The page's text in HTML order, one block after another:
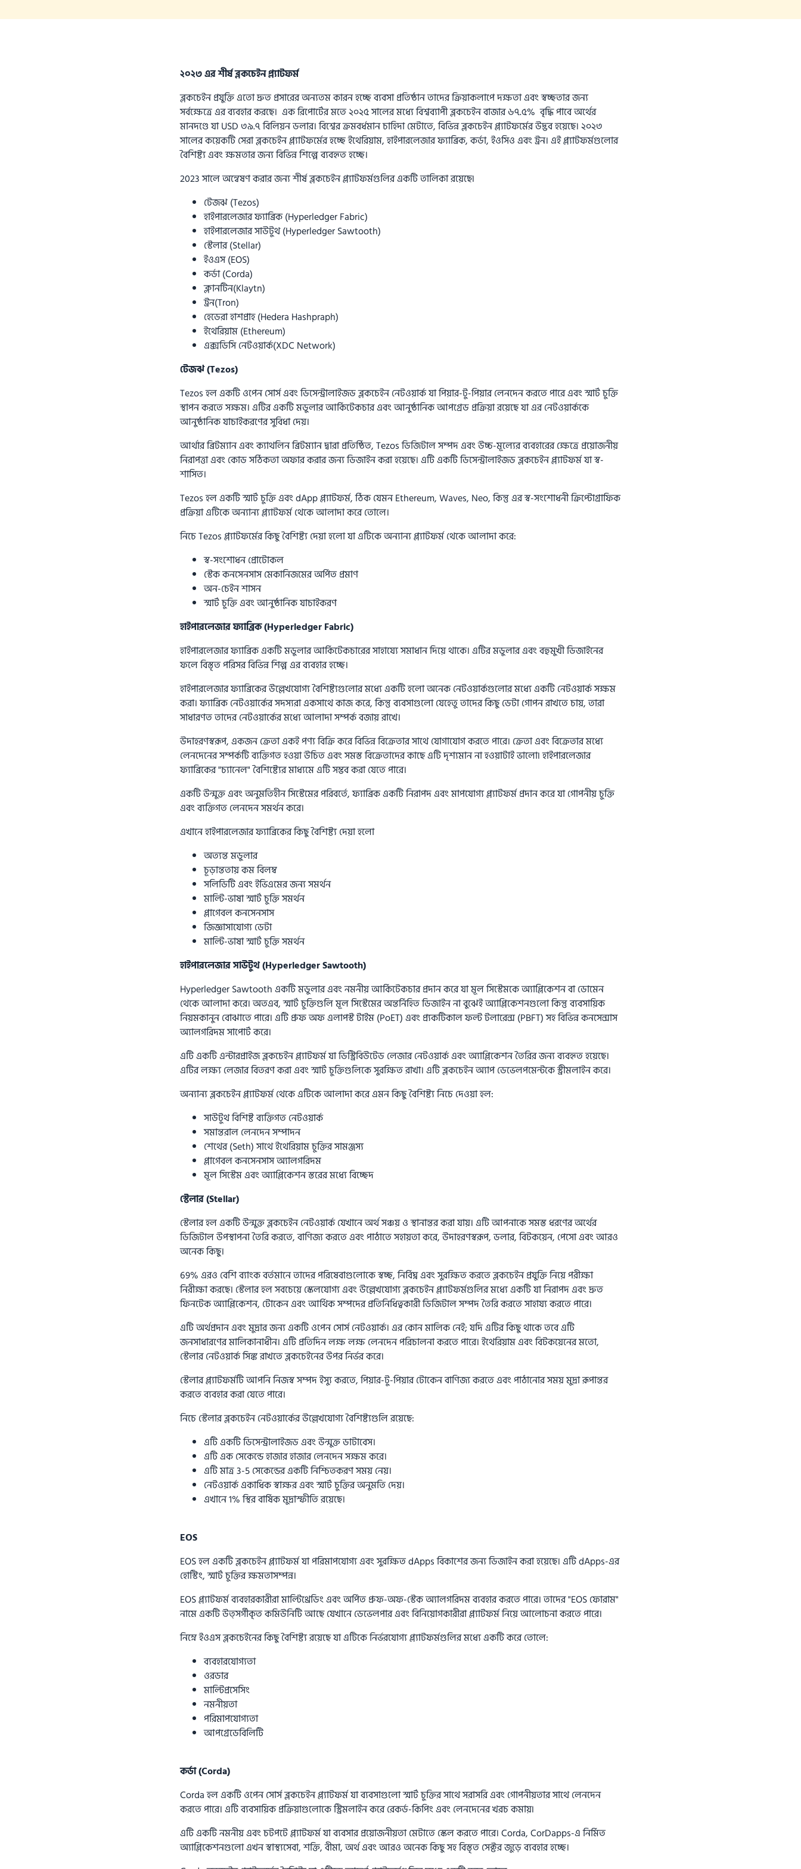
২০২৩ এর শীর্ষ ব্লকচেইন প্ল্যাটফর্ম
ব্লকচেইন প্রযুক্তি এতো দ্রুত প্রসারের অন্যতম কারন হচ্ছে ব্যবসা প্রতিষ্ঠান তাদের ক্রিয়াকলাপে দক্ষতা এবং স্বচ্ছতার জন্য
সর্বক্ষেত্রে এর ব্যবহার করছে। এক রিপোর্টের মতে ২০২৫ সালের মধ্যে বিশ্বব্যাপী ব্লকচেইন বাজার ৬৭.৫% বৃদ্ধি পাবে অর্থের
মানদণ্ডে যা USD ৩৯.৭ বিলিয়ন ডলার। বিশ্বের ক্রমবর্ধমান চাহিদা মেটাতে, বিভিন্ন ব্লকচেইন প্ল্যাটফর্মের উদ্ভব হয়েছে। ২০২৩
সালের কয়েকটি সেরা ব্লকচেইন প্ল্যাটফর্মের হচ্ছে ইথেরিয়াম, হাইপারলেজার ফ্যাব্রিক, কর্ডা, ইওসিও এবং ট্রন। এই প্ল্যাটফর্মগুলোর
বৈশিষ্ট্য এবং ক্ষমতার জন্য বিভিন্ন শিল্পে ব্যবহৃত হচ্ছে।
2023 সালে অন্বেষণ করার জন্য শীর্ষ ব্লকচেইন প্ল্যাটফর্মগুলির একটি তালিকা রয়েছে৷
টেজঝ (Tezos)
হাইপারলেজার ফ্যাব্রিক (Hyperledger Fabric)
হাইপারলেজার সাউটুথ (Hyperledger Sawtooth)
স্টেলার (Stellar)
ইওএস (EOS)
কর্ডা (Corda)
ক্লানটিন(Klaytn)
ট্রন(Tron)
হেডেরা হাশপ্রাহ (Hedera Hashpraph)
ইথেরিয়াম (Ethereum)
এক্সডিসি নেটওয়ার্ক(XDC Network)
টেজঝ (Tezos)
Tezos হল একটি ওপেন সোর্স এবং ডিসেন্ট্রালাইজড ব্লকচেইন নেটওয়ার্ক যা পিয়ার-টু-পিয়ার লেনদেন করতে পারে এবং স্মার্ট চুক্তি
স্থাপন করতে সক্ষম। এটির একটি মডুলার আর্কিটেকচার এবং আনুষ্ঠানিক আপগ্রেড প্রক্রিয়া রয়েছে যা এর নেটওয়ার্ককে
আনুষ্ঠানিক যাচাইকরণের সুবিধা দেয়।
আর্থার ব্রিটম্যান এবং ক্যাথলিন ব্রিটম্যান দ্বারা প্রতিষ্ঠিত, Tezos ডিজিটাল সম্পদ এবং উচ্চ-মূল্যের ব্যবহারের ক্ষেত্রে প্রয়োজনীয়
নিরাপত্তা এবং কোড সঠিকতা অফার করার জন্য ডিজাইন করা হয়েছে। এটি একটি ডিসেন্ট্রালাইজড ব্লকচেইন প্ল্যাটফর্ম যা স্ব-
শাসিত।
Tezos হল একটি স্মার্ট চুক্তি এবং dApp প্ল্যাটফর্ম, ঠিক যেমন Ethereum, Waves, Neo, কিন্তু এর স্ব-সংশোধনী ক্রিপ্টোগ্রাফিক
প্রক্রিয়া এটিকে অন্যান্য প্ল্যাটফর্ম থেকে আলাদা করে তোলে।
নিচে Tezos প্ল্যাটফর্মের কিছু বৈশিষ্ট্য দেয়া হলো যা এটিকে অন্যান্য প্ল্যাটফর্ম থেকে আলাদা করে:
স্ব-সংশোধন প্রোটোকল
স্টেক কনসেনসাস মেকানিজমের অর্পিত প্রমাণ
অন-চেইন শাসন
স্মার্ট চুক্তি এবং আনুষ্ঠানিক যাচাইকরণ
হাইপারলেজার ফ্যাব্রিক (Hyperledger Fabric)
হাইপারলেজার ফ্যাব্রিক একটি মডুলার আর্কিটেকচারের সাহায্যে সমাধান দিয়ে থাকে। এটির মডুলার এবং বহুমুখী ডিজাইনের
ফলে বিস্তৃত পরিসর বিভিন্ন শিল্প এর ব্যবহার হচ্ছে।
হাইপারলেজার ফ্যাব্রিকের উল্লেখযোগ্য বৈশিষ্ট্যগুলোর মধ্যে একটি হলো অনেক নেটওয়ার্কগুলোর মধ্যে একটি নেটওয়ার্ক সক্ষম
করা। ফ্যাব্রিক নেটওয়ার্কের সদস্যরা একসাথে কাজ করে, কিন্তু ব্যবসাগুলো যেহেতু তাদের কিছু ডেটা গোপন রাখতে চায়, তারা
সাধারণত তাদের নেটওয়ার্কের মধ্যে আলাদা সম্পর্ক বজায় রাখে।
উদাহরণস্বরূপ, একজন ক্রেতা একই পণ্য বিক্রি করে বিভিন্ন বিক্রেতার সাথে যোগাযোগ করতে পারে। ক্রেতা এবং বিক্রেতার মধ্যে
লেনদেনের সম্পর্কটি ব্যক্তিগত হওয়া উচিত এবং সমস্ত বিক্রেতাদের কাছে এটি দৃশ্যমান না হওয়াটাই ভালো৷ হাইপারলেজার
ফ্যাব্রিকের "চ্যানেল" বৈশিষ্ট্যের মাধ্যমে এটি সম্ভব করা যেতে পারে।
একটি উন্মুক্ত এবং অনুমতিহীন সিস্টেমের পরিবর্তে, ফ্যাব্রিক একটি নিরাপদ এবং মাপযোগ্য প্ল্যাটফর্ম প্রদান করে যা গোপনীয় চুক্তি
এবং ব্যক্তিগত লেনদেন সমর্থন করে।
এখানে হাইপারলেজার ফ্যাব্রিকের কিছু বৈশিষ্ট্য দেয়া হলো
অত্যন্ত মডুলার
চূড়ান্ততায় কম বিলম্ব
সলিডিটি এবং ইভিএমের জন্য সমর্থন
মাল্টি-ভাষা স্মার্ট চুক্তি সমর্থন
প্লাগেবল কনসেনসাস
জিজ্ঞাসাযোগ্য ডেটা
মাল্টি-ভাষা স্মার্ট চুক্তি সমর্থন
হাইপারলেজার সাউটুথ (Hyperledger Sawtooth)
Hyperledger Sawtooth একটি মডুলার এবং নমনীয় আর্কিটেকচার প্রদান করে যা মূল সিস্টেমকে অ্যাপ্লিকেশন বা ডোমেন
থেকে আলাদা করে। অতএব, স্মার্ট চুক্তিগুলি মূল সিস্টেমের অন্তর্নিহিত ডিজাইন না বুঝেই অ্যাপ্লিকেশনগুলো কিন্তু ব্যবসায়িক
নিয়মকানুন বোঝাতে পারে। এটি প্রুফ অফ এলাপস্ট টাইম (PoET) এবং প্র্যকটিকাল ফল্ট টলারেন্স (PBFT) সহ বিভিন্ন কনসেন্সাস
অ্যালগরিদম সাপোর্ট করে।
এটি একটি এন্টারপ্রাইজ ব্লকচেইন প্ল্যাটফর্ম যা ডিস্ট্রিবিউটেড লেজার নেটওয়ার্ক এবং অ্যাপ্লিকেশন তৈরির জন্য ব্যবহৃত হয়েছে।
এটির লক্ষ্য লেজার বিতরণ করা এবং স্মার্ট চুক্তিগুলিকে সুরক্ষিত রাখা। এটি ব্লকচেইন অ্যাপ ডেভেলপমেন্টকে স্ট্রীমলাইন করে।
অন্যান্য ব্লকচেইন প্ল্যাটফর্ম থেকে এটিকে আলাদা করে এমন কিছু বৈশিষ্ট্য নিচে দেওয়া হল:
সাউটুথ বিশিষ্ট ব্যক্তিগত নেটওয়ার্ক
সমান্তরাল লেনদেন সম্পাদন
শেথের (Seth) সাথে ইথেরিয়াম চুক্তির সামঞ্জস্য
প্লাগেবল কনসেনসাস অ্যালগরিদম
মূল সিস্টেম এবং অ্যাপ্লিকেশন স্তরের মধ্যে বিচ্ছেদ
স্টেলার (Stellar)
স্টেলার হল একটি উন্মুক্ত ব্লকচেইন নেটওয়ার্ক যেখানে অর্থ সঞ্চয় ও স্থানান্তর করা যায়। এটি আপনাকে সমস্ত ধরণের অর্থের
ডিজিটাল উপস্থাপনা তৈরি করতে, বাণিজ্য করতে এবং পাঠাতে সহায়তা করে, উদাহরণস্বরূপ, ডলার, বিটকয়েন, পেসো এবং আরও
অনেক কিছু।
69% এরও বেশি ব্যাংক বর্তমানে তাদের পরিষেবাগুলোকে স্বচ্ছ, নির্বিঘ্ন এবং সুরক্ষিত করতে ব্লকচেইন প্রযুক্তি নিয়ে পরীক্ষা
নিরীক্ষা করছে। স্টেলার হল সবচেয়ে স্কেলযোগ্য এবং উল্লেখযোগ্য ব্লকচেইন প্ল্যাটফর্মগুলির মধ্যে একটি যা নিরাপদ এবং দ্রুত
ফিনটেক অ্যাপ্লিকেশন, টোকেন এবং আর্থিক সম্পদের প্রতিনিধিত্বকারী ডিজিটাল সম্পদ তৈরি করতে সাহায্য করতে পারে।
এটি অর্থপ্রদান এবং মুদ্রার জন্য একটি ওপেন সোর্স নেটওয়ার্ক। এর কোন মালিক নেই; যদি এটির কিছু থাকে তবে এটি
জনসাধারণের মালিকানাধীন। এটি প্রতিদিন লক্ষ লক্ষ লেনদেন পরিচালনা করতে পারে। ইথেরিয়াম এবং বিটকয়েনের মতো,
স্টেলার নেটওয়ার্ক সিঙ্ক রাখতে ব্লকচেইনের উপর নির্ভর করে।
স্টেলার প্ল্যাটফর্মটি আপনি নিজস্ব সম্পদ ইস্যু করতে, পিয়ার-টু-পিয়ার টোকেন বাণিজ্য করতে এবং পাঠানোর সময় মুদ্রা রূপান্তর
করতে ব্যবহার করা যেতে পারে।
নিচে স্টেলার ব্লকচেইন নেটওয়ার্কের উল্লেখযোগ্য বৈশিষ্ট্যগুলি রয়েছে:
এটি একটি ডিসেন্ট্রালাইজড এবং উন্মুক্ত ডাটাবেস।
এটি এক সেকেন্ডে হাজার হাজার লেনদেন সক্ষম করে।
এটি মাত্র 3-5 সেকেন্ডের একটি নিশ্চিতকরণ সময় নেয়।
নেটওয়ার্ক একাধিক স্বাক্ষর এবং স্মার্ট চুক্তির অনুমতি দেয়।
এখানে 1% স্থির বার্ষিক মুদ্রাস্ফীতি রয়েছে।
EOS
EOS হল একটি ব্লকচেইন প্ল্যাটফর্ম যা পরিমাপযোগ্য এবং সুরক্ষিত dApps বিকাশের জন্য ডিজাইন করা হয়েছে। এটি dApps-এর
হোস্টিং, স্মার্ট চুক্তির ক্ষমতাসম্পন্ন।
EOS প্ল্যাটফর্ম ব্যবহারকারীরা মাল্টিথ্রেডিং এবং অর্পিত প্রুফ-অফ-স্টেক অ্যালগরিদম ব্যবহার করতে পারে। তাদের "EOS ফোরাম"
নামে একটি উত্সর্গীকৃত কমিউনিটি আছে যেখানে ডেভেলপার এবং বিনিয়োগকারীরা প্ল্যাটফর্ম নিয়ে আলোচনা করতে পারে।
নিম্নে ইওএস ব্লকচেইনের কিছু বৈশিষ্ট্য রয়েছে যা এটিকে নির্ভরযোগ্য প্ল্যাটফর্মগুলির মধ্যে একটি করে তোলে:
ব্যবহারযোগ্যতা
ওরডার
মাল্টিপ্রসেসিং
নমনীয়তা
পরিমাপযোগ্যতা
আপগ্রেডেবিলিটি
কর্ডা (Corda)
Corda হল একটি ওপেন সোর্স ব্লকচেইন প্ল্যাটফর্ম যা ব্যবসাগুলো স্মার্ট চুক্তির সাথে সরাসরি এবং গোপনীয়তার সাথে লেনদেন
করতে পারে। এটি ব্যবসায়িক প্রক্রিয়াগুলোকে স্ট্রিমলাইন করে রেকর্ড-কিপিং এবং লেনদেনের খরচ কমায়৷
এটি একটি নমনীয় এবং চটপটে প্ল্যাটফর্ম যা ব্যবসার প্রয়োজনীয়তা মেটাতে স্কেল করতে পারে। Corda, CorDapps-এ নির্মিত
অ্যাপ্লিকেশনগুলো এখন স্বাস্থ্যসেবা, শক্তি, বীমা, অর্থ এবং আরও অনেক কিছু সহ বিস্তৃত সেক্টর জুড়ে ব্যবহার হচ্ছে।